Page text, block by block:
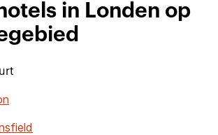
in Londen op